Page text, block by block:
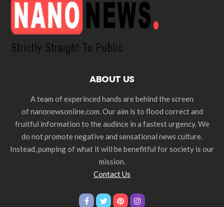
ABOUT US
A team of experinced hands are behind the screen
of nanonewsonline.com. Our aim is to flood correct and
fruitful information to the audince in a fastest urgency. We
do not promote negative and sensational news culture.
Instead, pumping of what it will be benefitful for society is our
mission.
Contact Us